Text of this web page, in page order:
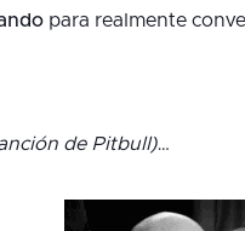
para realmente
de Pitbull)…